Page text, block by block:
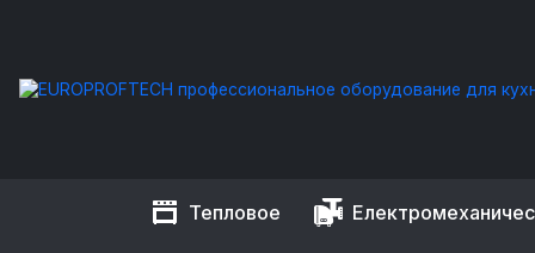
Тепловое
EUROPROFTECH Тепловое оборудование Грили Грили